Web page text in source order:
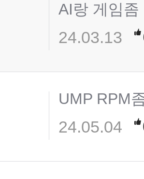
AI랑 게임
24.03.13
UMP RPM
24.05.04